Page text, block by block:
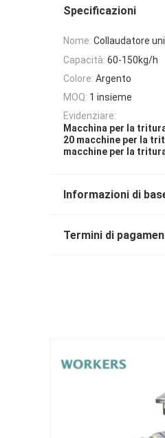
Specificazioni
Nome: Collaudatore
Capacità: 60-150kg/h
Colore: Argento
MOQ: 1 insieme
Evidenziare:
Macchina per la
20 macchine per la
macchine per la
Informazioni di
Termini di